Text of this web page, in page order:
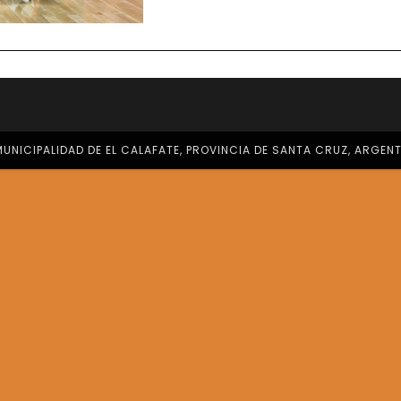
DEL
DE
DE EL CALAFATE, PROVINCIA DE SANTA CRUZ,